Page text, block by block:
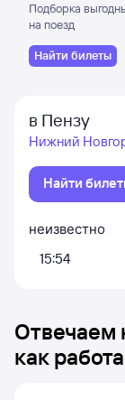
Подборка
на поезд
Найти билеты
в Пензу
Нижний
Найти
неизвестно
15:54
Отвечаем
как